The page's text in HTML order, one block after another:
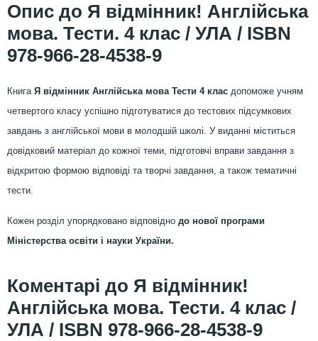
Я відмінник! Англійська
мова. Тести. 4 клас / УЛА / ISBN
978-966-28-4538-9
Книга Я відмінник Англійська мова Тести 4 клас допоможе учням
четвертого класу успішно підготуватися до тестових підсумкових
завдань з англійської мови в молодшій школі. У виданні міститься
довідковий матеріал до кожної теми, підготовчі вправи завдання з
відкритою формою відповіді та творчі завдання, а також тематичні
тести.
Кожен розділ упорядковано відповідно до нової програми
Міністерства освіти і науки України.
Я відмінник!
Англійська мова. Тести. 4 клас /
УЛА / ISBN 978-966-28-4538-9